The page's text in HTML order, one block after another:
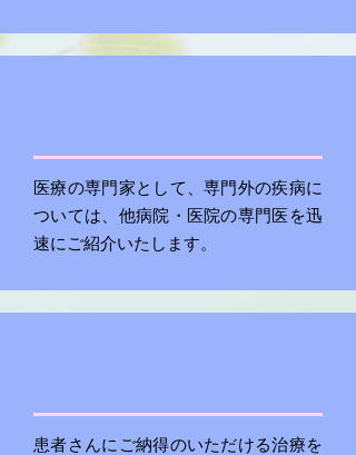
医療の専門家として、専門外の疾病に
ついては、他病院・医院の専門医を迅
速にご紹介いたします。
患者さんにご納得のいただける治療を